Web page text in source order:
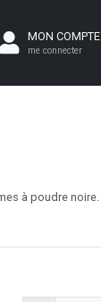
MON COMPTE
me connecter
à poudre noire.